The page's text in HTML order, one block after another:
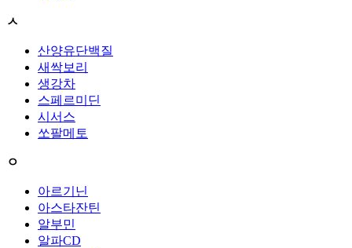
ㅅ
산양유단백질
새싹보리
생강차
스페르미딘
시서스
쏘팔메토
ㅇ
아르기닌
아스타잔틴
알부민
알파CD